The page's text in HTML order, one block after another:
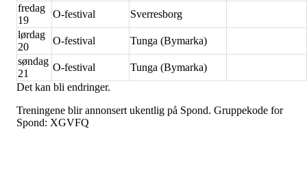
fredag
19
O-festival
Sverresborg
lørdag
20
O-festival
Tunga (Bymarka)
søndag
21
O-festival
Tunga (Bymarka)
Det kan bli endringer.
Treningene blir annonsert ukentlig på Spond. Gruppekode for
Spond: XGVFQ